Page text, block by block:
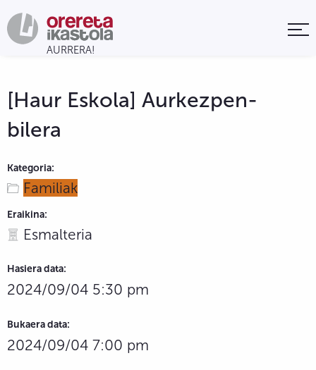
[Haur Eskola] Aurkezpen-
bilera
Kategoria:
Familiak
Eraikina:
Esmalteria
Hasiera data:
2024/09/04 5:30 pm
Bukaera data:
2024/09/04 7:00 pm